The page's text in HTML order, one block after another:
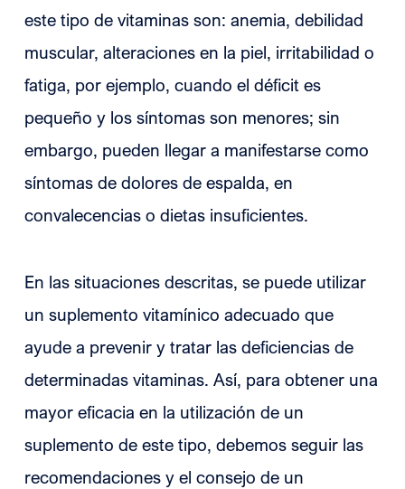
este tipo de vitaminas son: anemia, debilidad
muscular, alteraciones en la piel, irritabilidad o
fatiga, por ejemplo, cuando el déficit es
pequeño y los síntomas son menores; sin
embargo, pueden llegar a manifestarse como
síntomas de dolores de espalda, en
convalecencias o dietas insuficientes.
En las situaciones descritas, se puede utilizar
un suplemento vitamínico adecuado que
ayude a prevenir y tratar las deficiencias de
determinadas vitaminas. Así, para obtener una
mayor eficacia en la utilización de un
suplemento de este tipo, debemos seguir las
recomendaciones y el consejo de un